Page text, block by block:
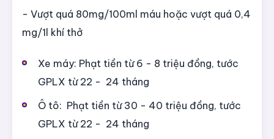
- Vượt quá 80mg/100ml máu hoặc vượt quá 0,4
mg/1l khí thở
Xe máy: Phạt tiền từ 6 - 8 triệu đồng, tước
GPLX từ 22 - 24 tháng
Ô tô: Phạt tiền từ 30 - 40 triệu đồng, tước
GPLX từ 22 - 24 tháng